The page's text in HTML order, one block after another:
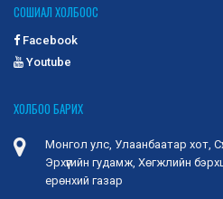
СОШИАЛ ХОЛБООС
Facebook
Youtube
ХОЛБОО БАРИХ
Монгол улс, Улаанбаатар хот,
Эрхүүгийн гудамж, Хөгжлийн
ерөнхий газар